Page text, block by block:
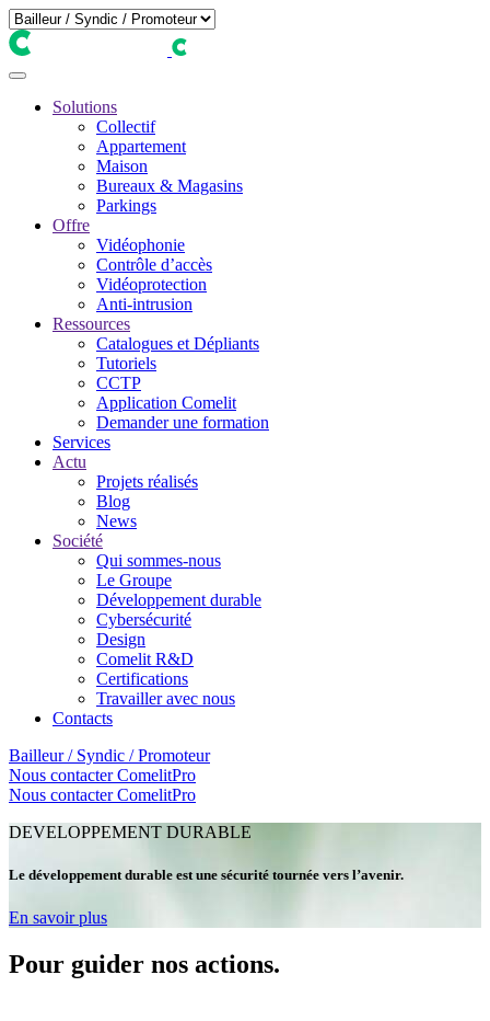
Solutions
Collectif
Appartement
Maison
Bureaux & Magasins
Parkings
Offre
Vidéophonie
Contrôle d’accès
Vidéoprotection
Anti-intrusion
Ressources
Catalogues et Dépliants
Tutoriels
CCTP
Application Comelit
Demander une formation
Services
Actu
Projets réalisés
Blog
News
Société
Qui sommes-nous
Le Groupe
Développement durable
Cybersécurité
Design
Comelit R&D
Certifications
Travailler avec nous
Contacts
Bailleur / Syndic / Promoteur
Nous contacterComelitPro
Nous contacterComelitPro
DEVELOPPEMENT DURABLE
Le développement durable est une sécurité tournée vers l’avenir.
En savoir plus
Pour guider nos actions.